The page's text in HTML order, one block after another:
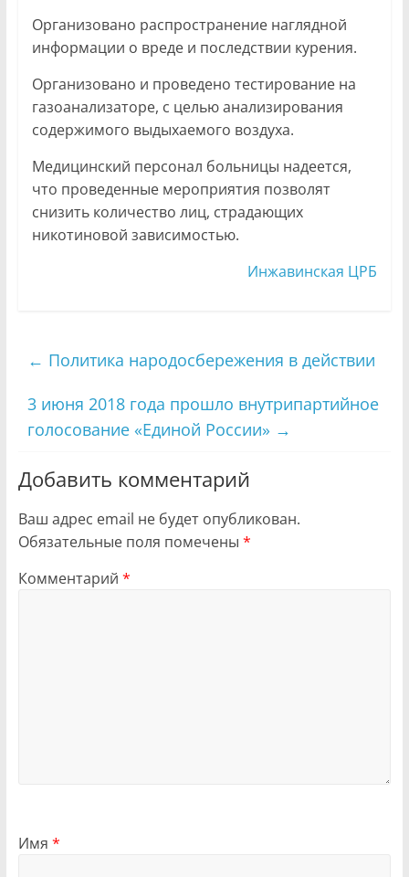
Организовано распространение наглядной
информации о вреде и последствии курения.
Организовано и проведено тестирование на
газоанализаторе, с целью анализирования
содержимого выдыхаемого воздуха.
Медицинский персонал больницы надеется,
что проведенные мероприятия позволят
снизить количество лиц, страдающих
никотиновой зависимостью.
Инжавинская ЦРБ
← Политика народосбережения в действии
3 июня 2018 года прошло внутрипартийное
голосование «Единой России» →
Добавить комментарий
Ваш адрес email не будет опубликован.
Обязательные поля помечены *
Комментарий *
Имя *